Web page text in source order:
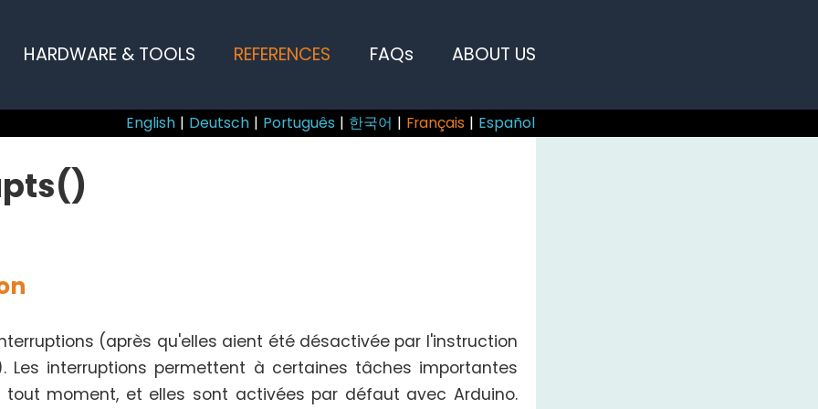
HARDWARE & TOOLS REFERENCES FAQs ABOUT US
English | Deutsch | Português | 한국어 | Français | Español
(après qu'elles aient été désactivée par l'instruction
Les interruptions permettent à certaines tâches importantes
tout moment, et elles sont activées par défaut avec Arduino.